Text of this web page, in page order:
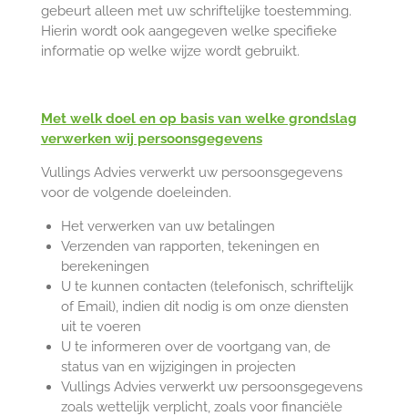
gebeurt alleen met uw schriftelijke toestemming.
Hierin wordt ook aangegeven welke specifieke
informatie op welke wijze wordt gebruikt.
Met welk doel en op basis van welke grondslag
verwerken wij persoonsgegevens
Vullings Advies verwerkt uw persoonsgegevens
voor de volgende doeleinden.
Het verwerken van uw betalingen
Verzenden van rapporten, tekeningen en
berekeningen
U te kunnen contacten (telefonisch, schriftelijk
of Email), indien dit nodig is om onze diensten
uit te voeren
U te informeren over de voortgang van, de
status van en wijzigingen in projecten
Vullings Advies verwerkt uw persoonsgegevens
zoals wettelijk verplicht, zoals voor financiële